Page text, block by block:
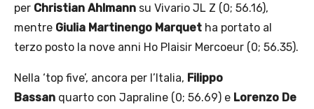
per Christian Ahlmann su Vivario JL Z (0; 56.16),
mentre Giulia Martinengo Marquet ha portato al
terzo posto la nove anni Ho Plaisir Mercoeur (0; 56.35).
Nella ‘top five’, ancora per l’Italia, Filippo
Bassan quarto con Japraline (0; 56.69) e Lorenzo De